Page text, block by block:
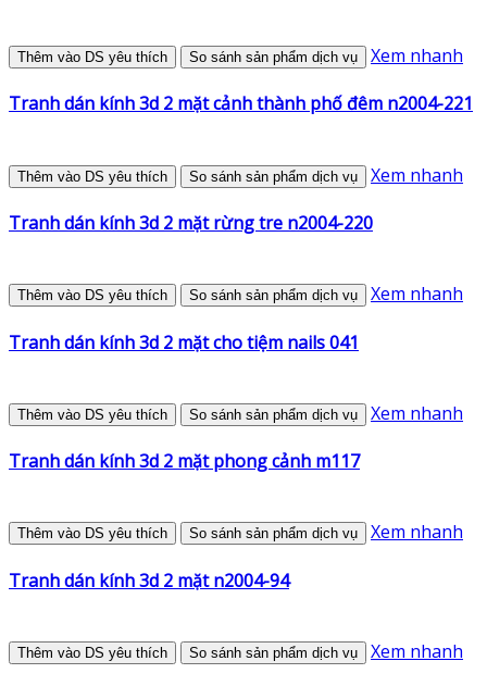
Thêm vào DS yêu thích So sánh sản phẩm dịch vụ Xem nhanh
Tranh dán kính 3d 2 mặt cảnh thành phố đêm n2004-221
Thêm vào DS yêu thích So sánh sản phẩm dịch vụ Xem nhanh
Tranh dán kính 3d 2 mặt rừng tre n2004-220
Thêm vào DS yêu thích So sánh sản phẩm dịch vụ Xem nhanh
Tranh dán kính 3d 2 mặt cho tiệm nails 041
Thêm vào DS yêu thích So sánh sản phẩm dịch vụ Xem nhanh
Tranh dán kính 3d 2 mặt phong cảnh m117
Thêm vào DS yêu thích So sánh sản phẩm dịch vụ Xem nhanh
Tranh dán kính 3d 2 mặt n2004-94
Thêm vào DS yêu thích So sánh sản phẩm dịch vụ Xem nhanh